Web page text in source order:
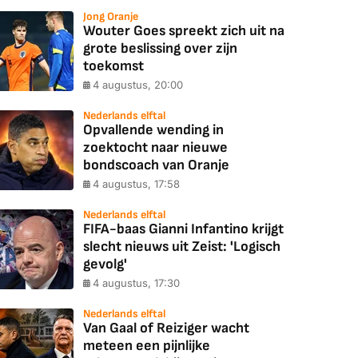
Jong Oranje
Wouter Goes spreekt zich uit na
grote beslissing over zijn
toekomst
4 augustus, 20:00
Nederlands elftal
Opvallende wending in
zoektocht naar nieuwe
bondscoach van Oranje
4 augustus, 17:58
Nederlands elftal
FIFA-baas Gianni Infantino krijgt
slecht nieuws uit Zeist: 'Logisch
gevolg'
4 augustus, 17:30
Nederlands elftal
Van Gaal of Reiziger wacht
meteen een pijnlijke